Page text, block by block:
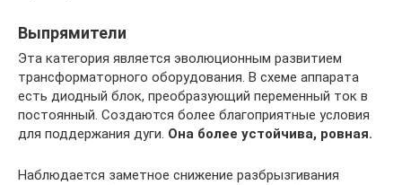
Выпрямители
Эта категория является эволюционным развитием
трансформаторного оборудования. В схеме аппарата
есть диодный блок, преобразующий переменный ток в
постоянный. Создаются более благоприятные условия
для поддержания дуги. Она более устойчива, ровная.
Наблюдается заметное снижение разбрызгивания